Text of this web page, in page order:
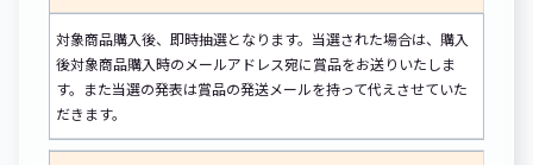
対象商品購入後、即時抽選となります。当選された場合は、購入
後対象商品購入時のメールアドレス宛に賞品をお送りいたしま
す。また当選の発表は賞品の発送メールを持って代えさせていた
だきます。